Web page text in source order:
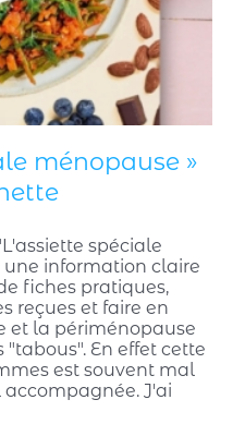
ménopause »
spéciale
information claire
fiches pratiques,
reçues et faire en
et la périménopause
"tabous". En effet cette
est souvent mal
J'ai